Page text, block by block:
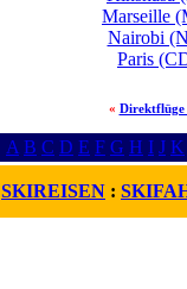
Marseille
Nairobi
Paris
« Direktflüge
A B C D E F G H I J K
SKIREISEN :